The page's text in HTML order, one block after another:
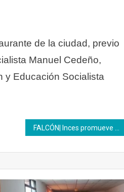
de la ciudad, previo
Manuel Cedeño,
y Educación Socialista